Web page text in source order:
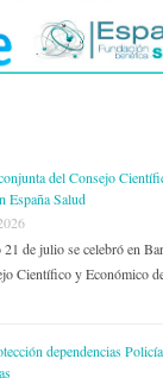
del Consejo
España Salud
21 de julio se celebró en
Científico y Económico
dependencias